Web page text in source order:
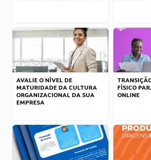
AVALIE O NÍVEL DE
MATURIDADE DA CULTURA
ORGANIZACIONAL DA SUA
EMPRESA
FÍSICO
ONLINE